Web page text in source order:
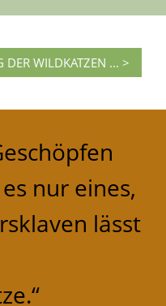
DER WILDKATZEN ... >
nur eines,
lässt